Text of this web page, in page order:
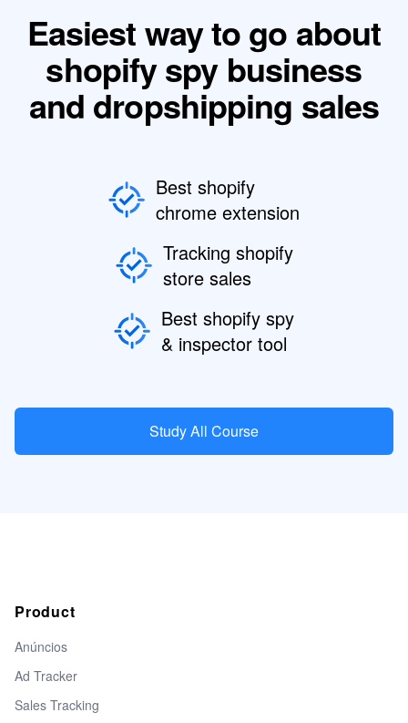
Easiest way to go about
shopify spy business
and dropshipping sales
Best shopify
chrome extension
Tracking shopify
store sales
Best shopify spy
& inspector tool
Study All Course
Product
Anúncios
Ad Tracker
Sales Tracking